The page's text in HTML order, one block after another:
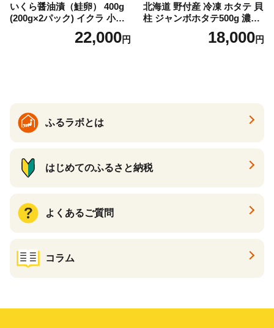
いくら醤油漬（鮭卵） 400g
(200g×2パック) イクラ 小分
け いくら醤油漬 鮭いくら い
くら醤油漬け 鮭 鮭卵 ikura
22,000円
北海道 野付産 冷凍 ホタテ 貝
柱 ジャンボホタテ500g 濃厚
な旨味と甘み （ほたて ホタ
テ 帆立 貝柱 ホタテ貝柱 大玉
18,000円
ふるラボとは
はじめてのふるさと納税
よくあるご質問
コラム